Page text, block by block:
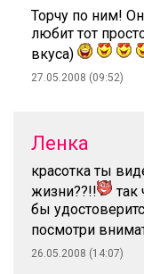
Торчу по ним!
любит тот
вкуса)
27.05.2008 (09:52)
Ленка
красотка ты
жизни??!!
так
бы
посмотри
26.05.2008 (14:07)